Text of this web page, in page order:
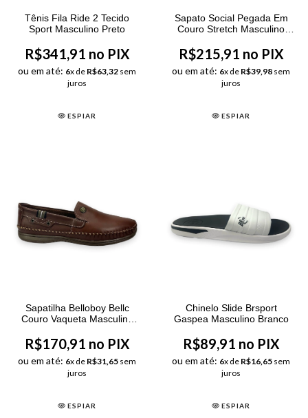
Tênis Fila Ride 2 Tecido
Sport Masculino Preto
R$341,91 no PIX
ou em até: 6x de R$63,32 sem
juros
ESPIAR
Sapato Social Pegada Em
Couro Stretch Masculino
R$215,91 no PIX
ou em até: 6x de R$39,98 sem
juros
ESPIAR
Sapatilha Belloboy Bellc
Couro Vaqueta Masculino
R$170,91 no PIX
ou em até: 6x de R$31,65 sem
juros
ESPIAR
Chinelo Slide Brsport
Gaspea Masculino Branco
R$89,91 no PIX
ou em até: 6x de R$16,65 sem
juros
ESPIAR